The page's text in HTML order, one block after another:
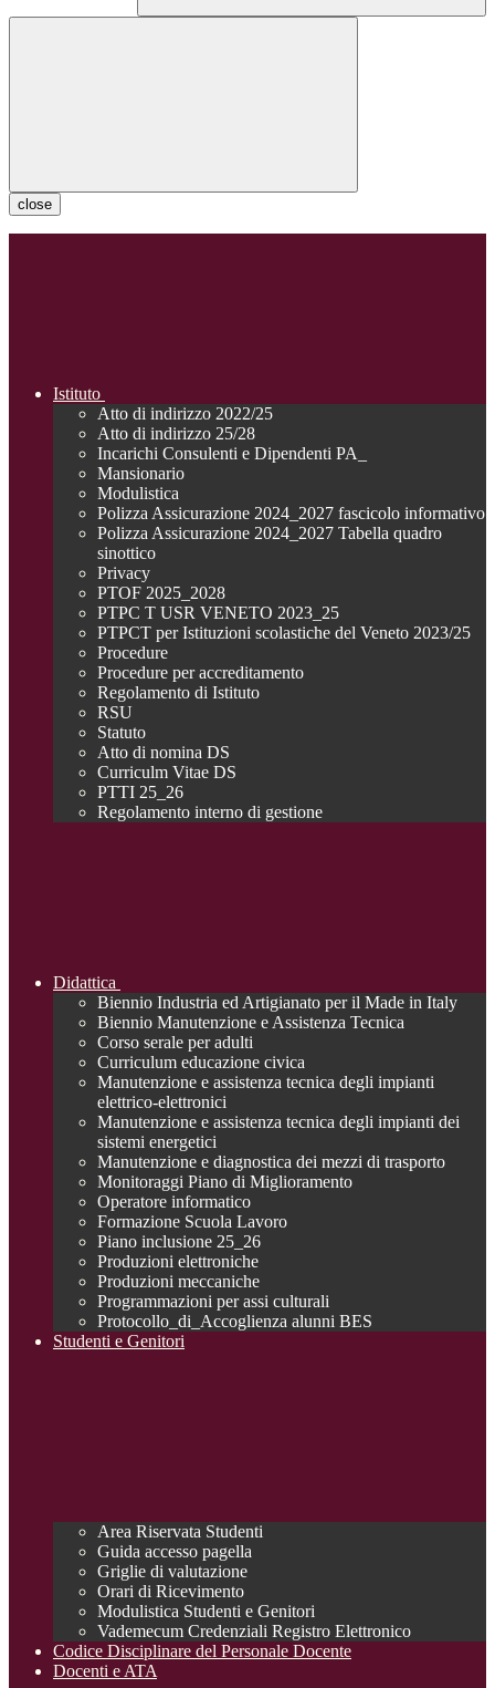
close
Istituto
Atto di indirizzo 2022/25
Atto di indirizzo 25/28
Incarichi Consulenti e Dipendenti PA_
Mansionario
Modulistica
Polizza Assicurazione 2024_2027 fascicolo informativo
Polizza Assicurazione 2024_2027 Tabella quadro
sinottico
Privacy
PTOF 2025_2028
PTPC T USR VENETO 2023_25
PTPCT per Istituzioni scolastiche del Veneto 2023/25
Procedure
Procedure per accreditamento
Regolamento di Istituto
RSU
Statuto
Atto di nomina DS
Curriculm Vitae DS
PTTI 25_26
Regolamento interno di gestione
Didattica
Biennio Industria ed Artigianato per il Made in Italy
Biennio Manutenzione e Assistenza Tecnica
Corso serale per adulti
Curriculum educazione civica
Manutenzione e assistenza tecnica degli impianti
elettrico-elettronici
Manutenzione e assistenza tecnica degli impianti dei
sistemi energetici
Manutenzione e diagnostica dei mezzi di trasporto
Monitoraggi Piano di Miglioramento
Operatore informatico
Formazione Scuola Lavoro
Piano inclusione 25_26
Produzioni elettroniche
Produzioni meccaniche
Programmazioni per assi culturali
Protocollo_di_Accoglienza alunni BES
Studenti e Genitori
Area Riservata Studenti
Guida accesso pagella
Griglie di valutazione
Orari di Ricevimento
Modulistica Studenti e Genitori
Vademecum Credenziali Registro Elettronico
Codice Disciplinare del Personale Docente
Docenti e ATA